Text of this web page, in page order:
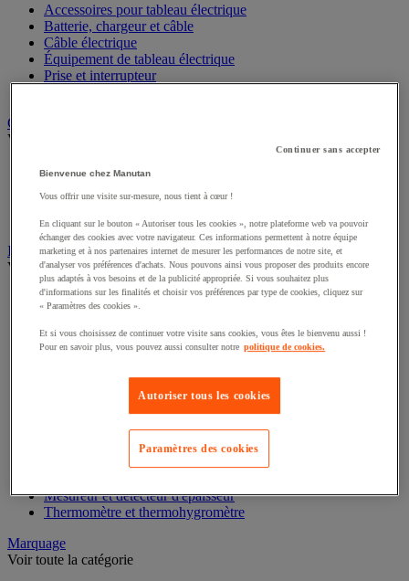
Accessoires pour tableau électrique
Batterie, chargeur et câble
Câble électrique
Équipement de tableau électrique
Prise et interrupteur
Graissage et lubrifiant
Voir toute la catégorie
Anti-adhérent
Lubrifiant et dégrippant
Outils de graissage
Instrument de mesure
Voir toute la catégorie
Balance industrielle
Dynamomètre
Équipement optique
Mesure de distance
Mesure de la vitesse
Mesure de l'environnement
Mesure d'électricité
Mesure du temps
Mesure et repère de chantier
Mesureur et détecteur d'épaisseur
Thermomètre et thermohygromètre
Marquage
Voir toute la catégorie
Continuer sans accepter
Bienvenue chez Manutan
Vous offrir une visite sur-mesure, nous tient à cœur !
En cliquant sur le bouton « Autoriser tous les cookies », notre plateforme web va pouvoir
échanger des cookies avec votre navigateur. Ces informations permettent à notre équipe
marketing et à nos partenaires internet de mesurer les performances de notre site, et
d'analyser vos préférences d'achats. Nous pouvons ainsi vous proposer des produits encore
plus adaptés à vos besoins et de la publicité appropriée. Si vous souhaitez plus
d'informations sur les finalités et choisir vos préférences par type de cookies, cliquez sur
« Paramètres des cookies ».
Et si vous choisissez de continuer votre visite sans cookies, vous êtes le bienvenu aussi !
Pour en savoir plus, vous pouvez aussi consulter notre politique de cookies.
Autoriser tous les cookies
Paramètres des cookies